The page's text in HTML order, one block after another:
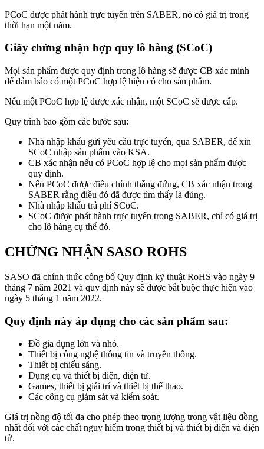
PCoC được phát hành trực tuyến trên SABER, nó có giá trị trong
thời hạn một năm.
Giấy chứng nhận hợp quy lô hàng (SCoC)
Mọi sản phẩm được quy định trong lô hàng sẽ được CB xác minh
để đảm bảo có một PCoC hợp lệ hiện có cho sản phẩm.
Nếu một PCoC hợp lệ được xác nhận, một SCoC sẽ được cấp.
Quy trình bao gồm các bước sau:
Nhà nhập khẩu gửi yêu cầu trực tuyến, qua SABER, để xin
SCoC nhập sản phẩm vào KSA.
CB xác nhận nếu có PCoC hợp lệ cho mọi sản phẩm được
quy định.
Nếu PCoC được điều chỉnh thẳng đứng, CB xác nhận trong
SABER rằng điều đó đã được tìm thấy là đúng.
Nhà nhập khẩu trả phí SCoC.
SCoC được phát hành trực tuyến trong SABER, chỉ có giá trị
cho lô hàng cụ thể đó.
CHỨNG NHẬN SASO ROHS
SASO đã chính thức công bố Quy định kỹ thuật RoHS vào ngày 9
tháng 7 năm 2021 và quy định này sẽ được bắt buộc thực hiện vào
ngày 5 tháng 1 năm 2022.
Quy định này áp dụng cho các sản phẩm sau:
Đồ gia dụng lớn và nhỏ.
Thiết bị công nghệ thông tin và truyền thông.
Thiết bị chiếu sáng.
Dụng cụ và thiết bị điện, điện tử.
Games, thiết bị giải trí và thiết bị thể thao.
Các công cụ giám sát và kiểm soát.
Giá trị nồng độ tối đa cho phép theo trọng lượng trong vật liệu đồng
nhất đối với các chất nguy hiểm trong thiết bị và thiết bị điện và điện
tử.